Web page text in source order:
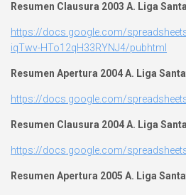
Resumen Clausura 2003 A. Liga
https://docs.google.com/
iqTwv-HTo12qH33RYNJ4/pubhtml
Resumen Apertura 2004 A. Liga
https://docs.google.com/
Resumen Clausura 2004 A. Liga
https://docs.google.com/
Resumen Apertura 2005 A. Liga